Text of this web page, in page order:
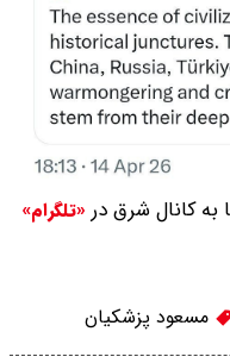
به کانال شرق در «تلگرام»
مسعود پزشكیان